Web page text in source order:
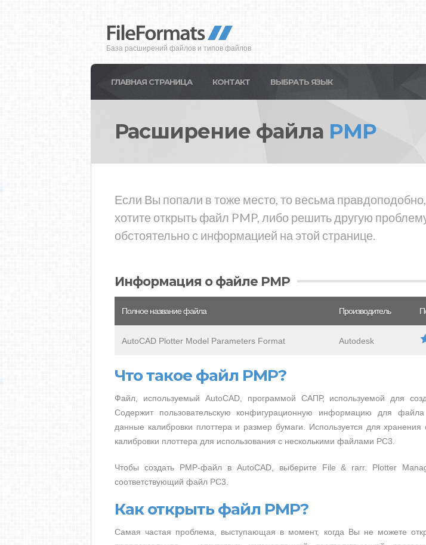
База расширений файлов и типов файлов
ГЛАВНАЯ СТРАНИЦА КОНТАКТ ВЫБРАТЬ ЯЗЫК
Расширение файла PMP
Если Вы попали в тоже место, то весьма
хотите открыть файл PMP, либо решить другую
обстоятельно с информацией на этой странице.
Информация о файле PMP
Полное название файла Производитель
AutoCAD Plotter Model Parameters Format Autodesk
Что такое файл PMP?
Файл, используемый AutoCAD, программой САПР, используемой для
Содержит пользовательскую конфигурационную информацию для
данные калибровки плоттера и размер бумаги. Используется для хранения
калибровки плоттера для использования с несколькими файлами PC3.
Чтобы создать PMP-файл в AutoCAD, выберите File & rarr. Plotter
соответствующий файл PC3.
Как открыть файл PMP?
Самая частая проблема, выступающая в момент, когда Вы не можете